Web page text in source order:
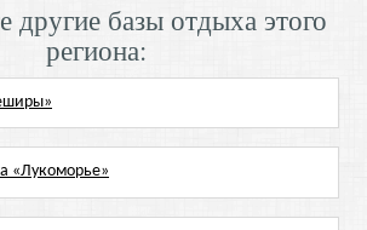
другие базы отдыха этого
региона: